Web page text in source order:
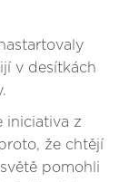
v desítkách
iniciativa z
že chtějí
pomohli